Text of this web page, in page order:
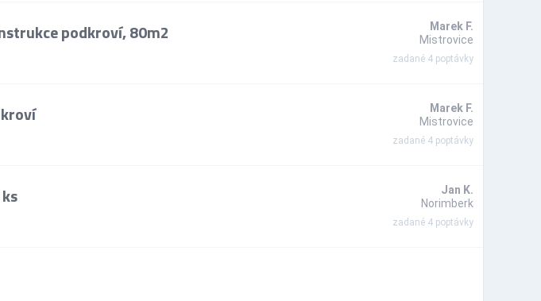
podkroví, 80m2
Marek F.
Mistrovice
zadané 4 poptávky
Marek F.
Mistrovice
zadané 4 poptávky
Jan K.
Norimberk
zadané 4 poptávky